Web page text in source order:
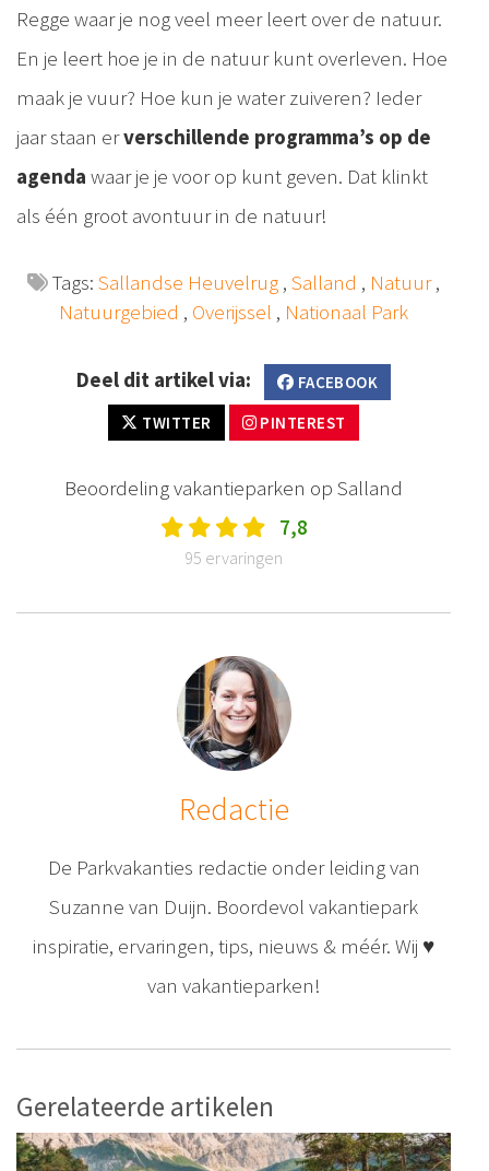
Regge waar je nog veel meer leert over de natuur.
En je leert hoe je in de natuur kunt overleven. Hoe
maak je vuur? Hoe kun je water zuiveren? Ieder
jaar staan erverschillende programma’s op de
agenda waar je je voor op kunt geven. Dat klinkt
als één groot avontuur in de natuur!
Tags: Sallandse Heuvelrug , Salland , Natuur,
Natuurgebied , Overijssel , Nationaal Park
Deel dit artikel via:
FACEBOOK
TWITTER
PINTEREST
Beoordeling vakantieparken op Salland
7,8
95 ervaringen
Redactie
De Parkvakanties redactie onder leiding van
Suzanne van Duijn. Boordevol vakantiepark
inspiratie, ervaringen, tips, nieuws & méér. Wij ♥
van vakantieparken!
Gerelateerde artikelen